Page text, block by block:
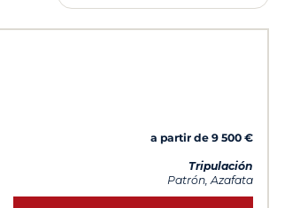
a partir de 9 500 €
Tripulación
Patrón, Azafata